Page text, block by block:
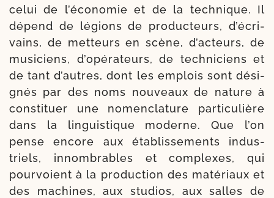
celui de l’é­co­no­mie et de la tech­nique. Il
dépend de légions de pro­duc­teurs, d’é­cri­
vains, de met­teurs en scène, d’ac­teurs, de
musi­ciens, d’o­pé­ra­teurs, de tech­ni­ciens et
de tant d’autres, dont les emplois sont dési­
gnés par des noms nou­veaux de nature à
consti­tuer une nomen­cla­ture par­ti­cu­lière
dans la lin­guis­tique moderne. Que l’on
pense encore aux éta­blis­se­ments indus­
triels, innom­brables et com­plexes, qui
pour­voient à la pro­duc­tion des maté­riaux et
des machines, aux stu­dios, aux salles de